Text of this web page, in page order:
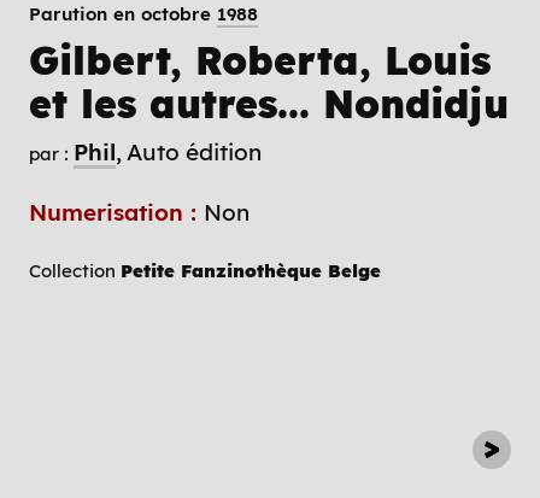
Parution en octobre 1988
Gilbert, Roberta, Louis
et les autres... Nondidju
par : Phil Auto édition
Numerisation : Non
Collection Petite Fanzinothèque Belge